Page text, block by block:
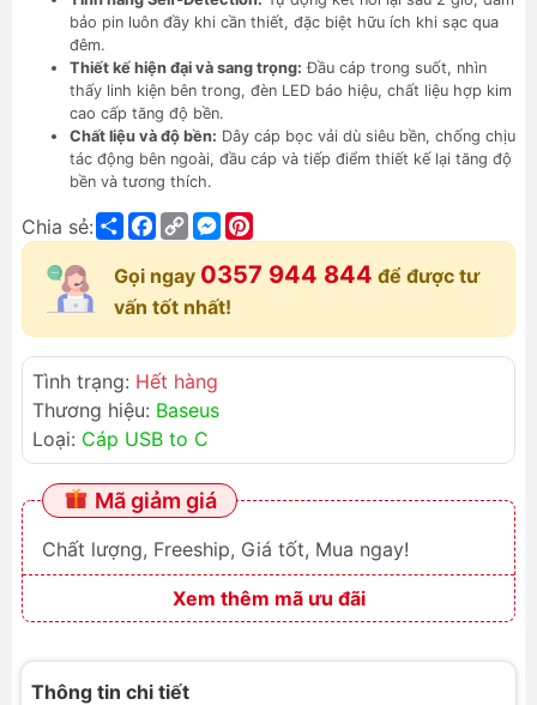
bảo pin luôn đầy khi cần thiết, đặc biệt hữu ích khi sạc qua
đêm.
Thiết kế hiện đại và sang trọng: Đầu cáp trong suốt, nhìn
thấy linh kiện bên trong, đèn LED báo hiệu, chất liệu hợp kim
cao cấp tăng độ bền.
Chất liệu và độ bền: Dây cáp bọc vải dù siêu bền, chống chịu
tác động bên ngoài, đầu cáp và tiếp điểm thiết kế lại tăng độ
bền và tương thích.
Chia sẻ: ShareFacebook
Copy
Link
Messenger
Gọi ngay 0357 944 844 để được tư
vấn tốt nhất!
Tình trạng: Hết hàng
Thương hiệu: Baseus
Loại: Cáp USB to C
Mã giảm giá
Chất lượng, Freeship, Giá tốt, Mua ngay!
Xem thêm mã ưu đãi
Thông tin chi tiết